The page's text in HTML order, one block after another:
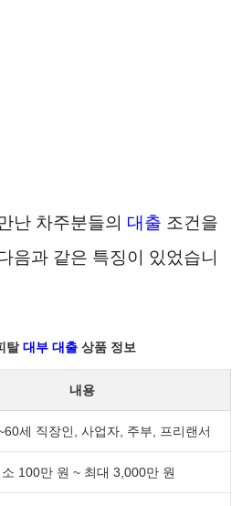
난 차주분들의 대출 조건을
음과 같은 특징이 있었습니
탈대부 대출 상품 정보
내용
세 직장인, 사업자, 주부, 프리랜서
소 100만 원 ~ 최대 3,000만 원